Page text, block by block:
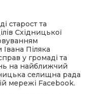
старост та
Східницької
Піляка
у громаді та
на найближчий
селищна рада
мережі Facebook.